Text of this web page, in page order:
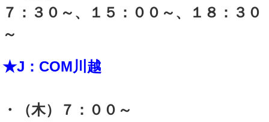
７：３０～、１５：００～、１８：３０
～
★J：COM川越
・（木）７：００～